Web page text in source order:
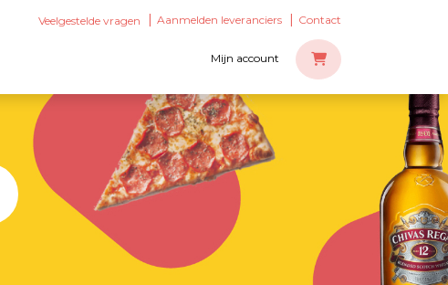
Veelgestelde vragen Aanmelden leveranciers Contact
Mijn account